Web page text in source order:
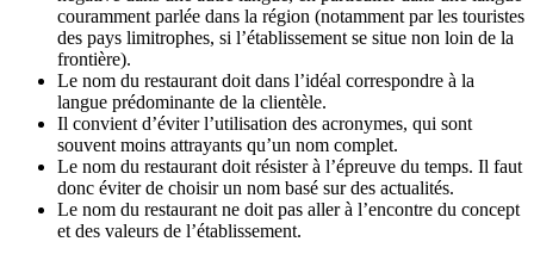
couramment parlée dans la région (notamment par les touristes
des pays limitrophes, si l’établissement se situe non loin de la
frontière).
Le nom du restaurant doit dans l’idéal correspondre à la
langue prédominante de la clientèle.
Il convient d’éviter l’utilisation des acronymes, qui sont
souvent moins attrayants qu’un nom complet.
Le nom du restaurant doit résister à l’épreuve du temps. Il faut
donc éviter de choisir un nom basé sur des actualités.
Le nom du restaurant ne doit pas aller à l’encontre du concept
et des valeurs de l’établissement.